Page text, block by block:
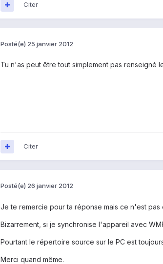
Citer
Posté(e) 25 janvier 2012
Tu n'as peut être tout simplement pas renseigné
Citer
Posté(e) 26 janvier 2012
Je te remercie pour ta réponse mais ce n'est
Bizarrement, si je synchronise l'appareil avec
Pourtant le répertoire source sur le PC est
Merci quand même.